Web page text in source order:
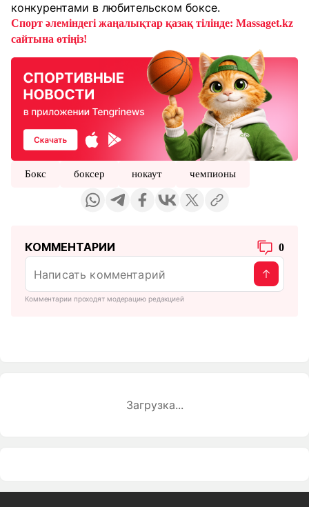
конкурентами в любительском боксе.
Спорт әлеміндегі жаңалықтар қазақ тілінде: Massaget.kz
сайтына өтіңіз!
Бокс боксер нокаут чемпионы
КОММЕНТАРИИ 0
Комментарии проходят модерацию редакцией
Загрузка...